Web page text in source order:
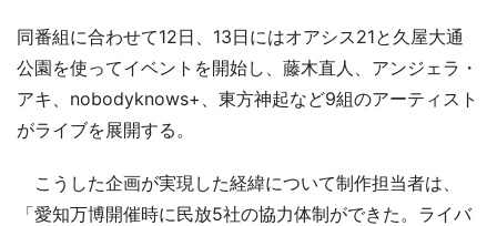
同番組に合わせて12日、13日にはオアシス21と久屋大通
公園を使ってイベントを開始し、藤木直人、アンジェラ・
アキ、nobodyknows+、東方神起など9組のアーティスト
がライブを展開する。
こうした企画が実現した経緯について制作担当者は、
「愛知万博開催時に民放5社の協力体制ができた。ライバ